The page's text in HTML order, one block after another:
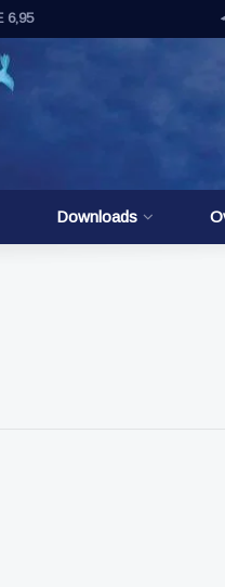
6,95
Downloads